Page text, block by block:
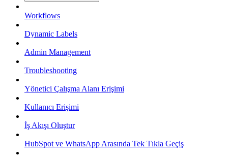
Workflows
Dynamic Labels
Admin Management
Troubleshooting
Yönetici Çalışma Alanı Erişimi
Kullanıcı Erişimi
İş Akışı Oluştur
HubSpot ve WhatsApp Arasında Tek Tıkla Geçiş